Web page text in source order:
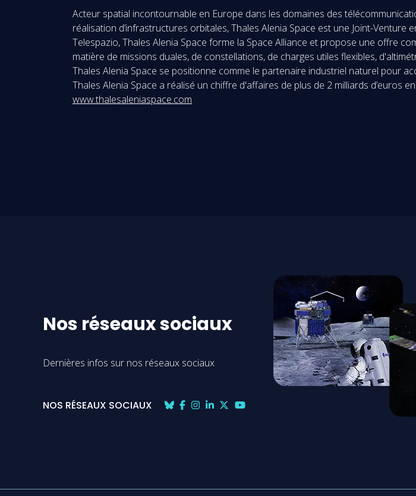
Acteur spatial incontournable en Europe dans les domaines des
réalisation d’infrastructures orbitales, Thales Alenia Space est une Joint-
Telespazio, Thales Alenia Space forme la Space Alliance et propose une offre
matière de missions duales, de constellations, de charges utiles flexibles,
Thales Alenia Space se positionne comme le partenaire industriel naturel pour
Thales Alenia Space a réalisé un chiffre d'affaires de plus de 2 milliards d’euros
www.thalesaleniaspace.com
Nos réseaux sociaux
Dernières infos sur nos réseaux sociaux
NOS RÉSEAUX SOCIAUX